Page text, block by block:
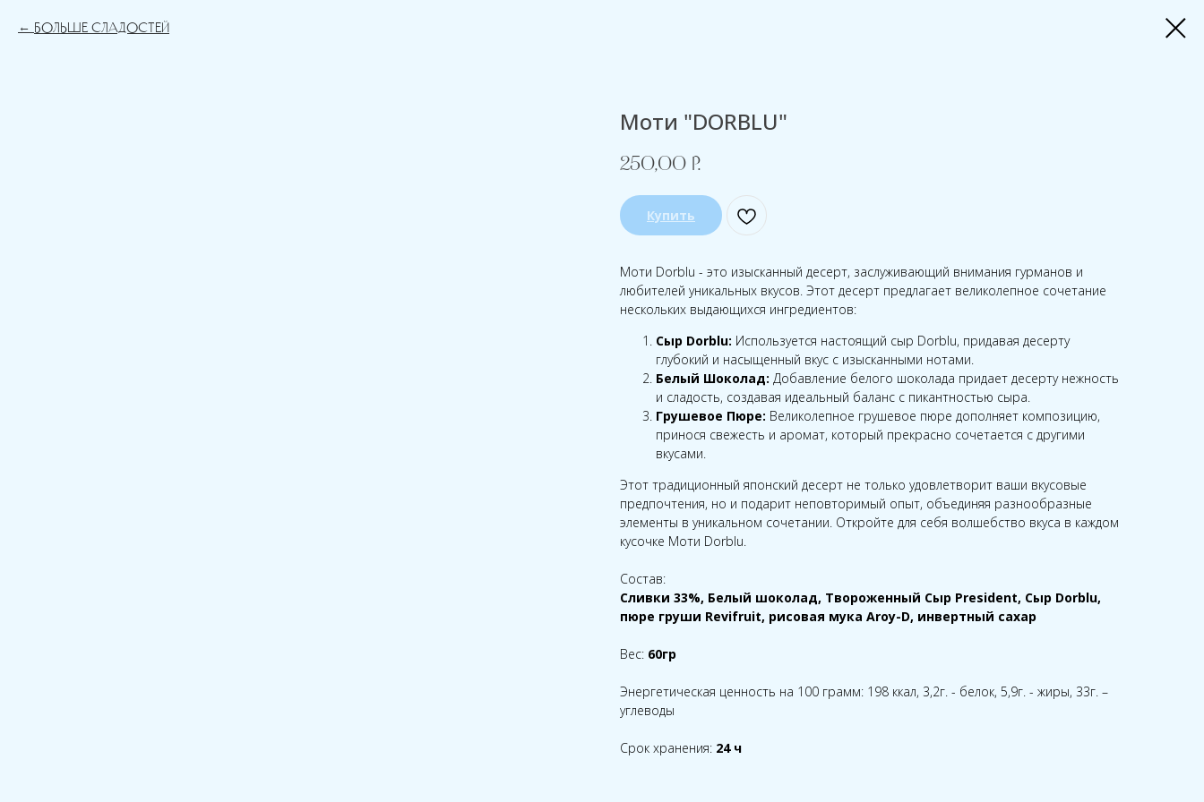
Больше сладостей
Моти "DORBLU"
250,00 р.
Купить
Моти Dorblu - это изысканный десерт, заслуживающий внимания гурманов и
любителей уникальных вкусов. Этот десерт предлагает великолепное сочетание
нескольких выдающихся ингредиентов:
Сыр Dorblu: Используется настоящий сыр Dorblu, придавая десерту
глубокий и насыщенный вкус с изысканными нотами.
Белый Шоколад: Добавление белого шоколада придает десерту нежность
и сладость, создавая идеальный баланс с пикантностью сыра.
Грушевое Пюре: Великолепное грушевое пюре дополняет композицию,
принося свежесть и аромат, который прекрасно сочетается с другими
вкусами.
Этот традиционный японский десерт не только удовлетворит ваши вкусовые
предпочтения, но и подарит неповторимый опыт, объединяя разнообразные
элементы в уникальном сочетании. Откройте для себя волшебство вкуса в каждом
кусочке Моти Dorblu.
Состав:
Сливки 33%, Белый шоколад, Твороженный Сыр President, Сыр Dorblu,
пюре груши Revifruit, рисовая мука Aroy-D, инвертный сахар
Вес: 60гр
Энергетическая ценность на 100 грамм: 198 ккал, 3,2г. - белок, 5,9г. - жиры, 33г. –
углеводы
Срок хранения: 24 ч